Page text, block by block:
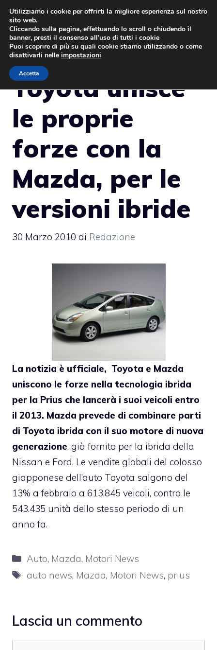
Vai
contenuto
Toyota unisce
le proprie
forze con la
Mazda, per le
versioni ibride
30 Marzo 2010 di Redazione
La notizia è ufficiale, Toyota e Mazda
uniscono le forze nella tecnologia ibrida
per la Prius che lancerà i suoi veicoli entro
il 2013. Mazda prevede di combinare parti
di Toyota ibrida con il suo motore di nuova
generazione. già fornito per la ibrida della
Nissan e Ford. Le vendite globali del colosso
giapponese dell’auto Toyota salgono del
13% a febbraio a 613.845 veicoli, contro le
543.435 unità dello stesso periodo di un
anno fa.
Categorie
Auto, Mazda, Motori News
Tag
auto news, Mazda, Motori News, prius
Lascia un commento
Utilizziamo i cookie per offrirti la migliore esperienza sul nostro
sito web.
Cliccando sulla pagina, effettuando lo scroll o chiudendo il
banner, presti il consenso all’uso di tutti i cookie
Puoi scoprire di più su quali cookie stiamo utilizzando o come
disattivarli nelle impostazioni
Accetta